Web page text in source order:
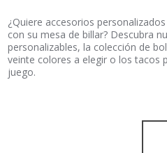
¿Quiere accesorios
con su mesa de billar? Descubra
personalizables, la colección de
veinte colores a elegir o los tacos
juego.